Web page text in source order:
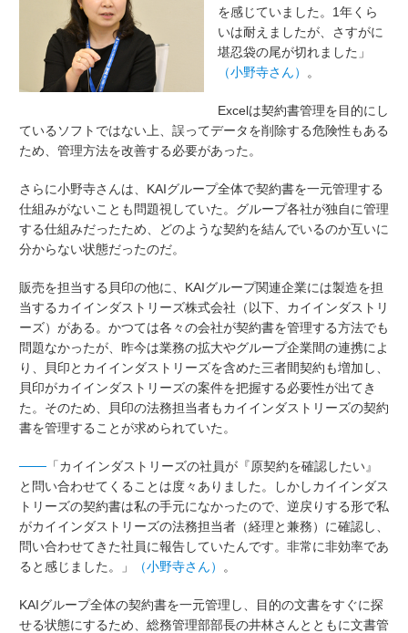
を感じていました。1年くら
いは耐えましたが、さすがに
堪忍袋の尾が切れました」
（小野寺さん）
。
Excelは契約書管理を目的にし
ているソフトではない上、誤ってデータを削除する危険性もある
ため、管理方法を改善する必要があった。
さらに小野寺さんは、KAIグループ全体で契約書を一元管理する
仕組みがないことも問題視していた。グループ各社が独自に管理
する仕組みだったため、どのような契約を結んでいるのか互いに
分からない状態だったのだ。
販売を担当する貝印の他に、KAIグループ関連企業には製造を担
当するカイインダストリーズ株式会社（以下、カイインダストリ
ーズ）がある。かつては各々の会社が契約書を管理する方法でも
問題なかったが、昨今は業務の拡大やグループ企業間の連携によ
り、貝印とカイインダストリーズを含めた三者間契約も増加し、
貝印がカイインダストリーズの案件を把握する必要性が出てき
た。そのため、貝印の法務担当者もカイインダストリーズの契約
書を管理することが求められていた。
─── 「カイインダストリーズの社員が『原契約を確認したい』
と問い合わせてくることは度々ありました。しかしカイインダス
トリーズの契約書は私の手元になかったので、逆戻りする形で私
がカイインダストリーズの法務担当者（経理と兼務）に確認し、
問い合わせてきた社員に報告していたんです。非常に非効率であ
ると感じました。」
（小野寺さん） 。
KAIグループ全体の契約書を一元管理し、目的の文書をすぐに探
せる状態にするため、総務管理部部長の井林さんとともに文書管